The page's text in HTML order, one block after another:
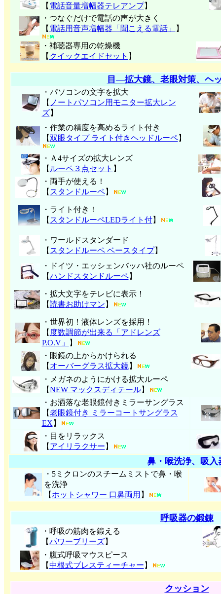
【 電話音量増幅器テレアンプ】
・つなぐだけで電話の声が大きく
【 電話用音声増幅器「聞こえる電話」 】
・補聴器専用の乾燥機
【 クイックエイドセット 】
目―拡大鏡、老眼対策、ヘ
・パソコンの文字を拡大
【 ノートパソコン用モニター拡大レン
ズ】
・作業の精度を高めるライト付き
【双眼タイプ ライト付きヘッドルーペ】
・Ａ4サイズの拡大レンズ
【 ルーペ３点セット 】
・両手が使える！
【 スタンドルーペ】
・ライト付き！
【 スタンドルーペLEDライト付】
・ワールドスタンダード
【 スタンドルーペ ベースタイプ】
・ドイツ・エッシェンバッハ社のルーペ
【ハンド スタンドルーペ】
・拡大文字をテレビに表示！
【読書お助けマン 】
・世界初！液体レンズを採用！
【 度数調節が出来る「アドレンズ
P.O.V」
】
・眼鏡の上からかけられる
【 オーバーグラス拡大鏡】
・メガネのようにかける拡大ルーペ
【NEW マックスディテール】
・お洒落な老眼鏡付きミラーサングラス
【老眼鏡付き ミラーコートサングラス
EX 】
・目をリラックス
【 アイリラクサー 】
鼻・喉洗浄、吸入
・5ミクロンのスチームミストで鼻・喉
を洗浄
【 ホットシャワー 口鼻両用 】
呼吸器の鍛錬
・呼吸の筋肉を鍛える
【パワーブリーズ】
・腹式呼吸マウスピース
【中根式ブレスティーチャー 】
クッション